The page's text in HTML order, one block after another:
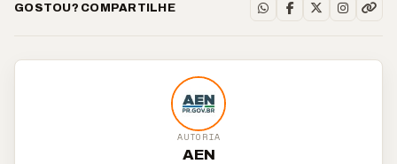
GOSTOU? COMPARTILHE
AUTORIA
AEN